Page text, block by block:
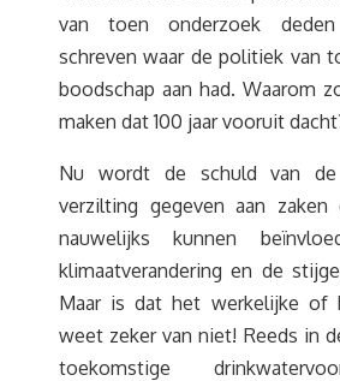
van toen onderzoek
schreven waar de politiek van
boodschap aan had. Waarom
maken dat 100 jaar vooruit
Nu wordt de schuld van de
verzilting gegeven aan
nauwelijks kunnen
klimaatverandering en de
Maar is dat het werkelijke of
weet zeker van niet! Reeds in
toekomstige